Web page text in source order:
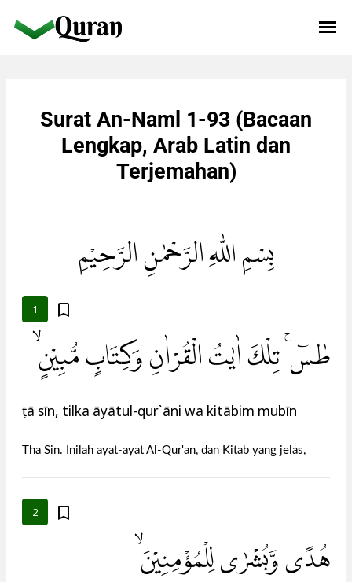
Surat An-Naml 1-93 (Bacaan
Lengkap, Arab Latin dan
Terjemahan)
بِسْمِ اللّٰهِ الرَّحْمٰنِ الرَّحِيْمِ
1
طٰسۤ ۚ تِلْكَ اٰيٰتُ الْقُرْاٰنِ وَكِتَابٍ مُّبِيْنٍ ۙ
ṭā sīn, tilka āyātul-qur`āni wa kitābim mubīn
Tha Sin. Inilah ayat-ayat Al-Qur'an, dan Kitab yang jelas,
2
هُدًى وَّبُشْرٰى لِلْمُؤْمِنِيْنَ ۙ